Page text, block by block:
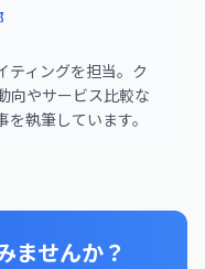
ティングを担当。ク
向やサービス比較な
執筆しています。
ませんか？